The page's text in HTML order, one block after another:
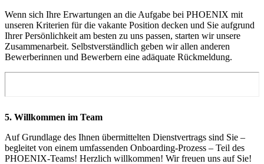
Wenn sich Ihre Erwartungen an die Aufgabe bei PHOENIX mit
unseren Kriterien für die vakante Position decken und Sie aufgrund
Ihrer Persönlichkeit am besten zu uns passen, starten wir unsere
Zusammenarbeit. Selbstverständlich geben wir allen anderen
Bewerberinnen und Bewerbern eine adäquate Rückmeldung.
5. Willkommen im Team
Auf Grundlage des Ihnen übermittelten Dienstvertrags sind Sie –
begleitet von einem umfassenden Onboarding-Prozess – Teil des
PHOENIX-Teams! Herzlich willkommen! Wir freuen uns auf Sie!